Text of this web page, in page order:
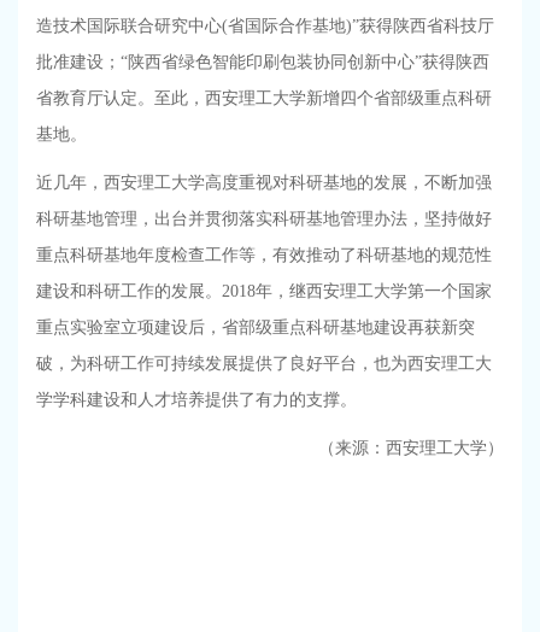
造技术国际联合研究中心(省国际合作基地)”获得陕西省科技厅
批准建设；“陕西省绿色智能印刷包装协同创新中心”获得陕西
省教育厅认定。至此，西安理工大学新增四个省部级重点科研
基地。
近几年，西安理工大学高度重视对科研基地的发展，不断加强
科研基地管理，出台并贯彻落实科研基地管理办法，坚持做好
重点科研基地年度检查工作等，有效推动了科研基地的规范性
建设和科研工作的发展。 2018年，继西安理工大学第一个国家
重点实验室立项建设后，省部级重点科研基地建设再获新突
破，为科研工作可持续发展提供了良好平台，也为西安理工大
学学科建设和人才培养提供了有力的支撑。
（来源：西安理工大学）